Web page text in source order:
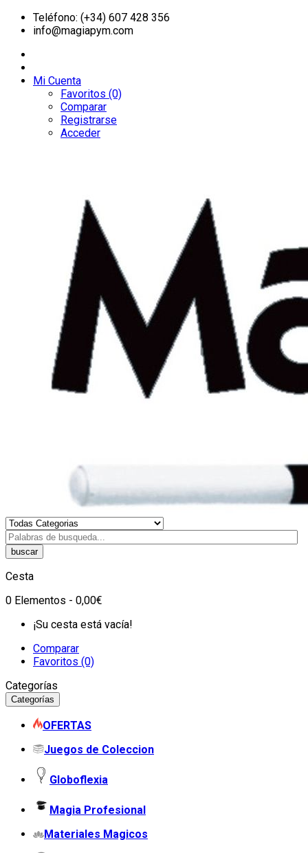
Teléfono: (+34) 607 428 356
info@magiapym.com
Mi Cuenta
Favoritos (0)
Comparar
Registrarse
Acceder
buscar
Cesta
0 Elementos - 0,00€
¡Su cesta está vacía!
Comparar
Favoritos (0)
Categorías
Categorías
OFERTAS
Juegos de Coleccion
Globoflexia
Magia Profesional
Materiales Magicos